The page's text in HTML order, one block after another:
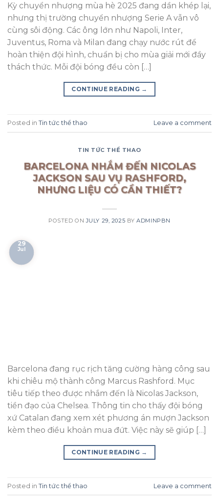
Kỳ chuyển nhượng mùa hè 2025 đang dần khép lại,
nhưng thị trường chuyển nhượng Serie A vẫn vô
cùng sôi động. Các ông lớn như Napoli, Inter,
Juventus, Roma và Milan đang chạy nước rút để
hoàn thiện đội hình, chuẩn bị cho mùa giải mới đầy
thách thức. Mỗi đội bóng đều còn […]
CONTINUE READING →
Posted in Tin tức thể thao Leave a comment
TIN TỨC THỂ THAO
BARCELONA NHẮM ĐẾN NICOLAS
JACKSON SAU VỤ RASHFORD,
NHƯNG LIỆU CÓ CẦN THIẾT?
POSTED ONJULY 29, 2025 BYADMINPBN
29
Jul
Barcelona đang rục rịch tăng cường hàng công sau
khi chiêu mộ thành công Marcus Rashford. Mục
tiêu tiếp theo được nhắm đến là Nicolas Jackson,
tiền đạo của Chelsea. Thông tin cho thấy đội bóng
xứ Catalan đang xem xét phương án mượn Jackson
kèm theo điều khoản mua đứt. Việc này sẽ giúp […]
CONTINUE READING →
Posted in Tin tức thể thao Leave a comment